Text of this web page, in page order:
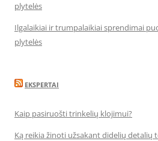
plytelės
Ilgalaikiai ir trumpalaikiai sprendimai
plytelės
EKSPERTAI
Kaip pasiruošti trinkelių klojimui?
Ką reikia žinoti užsakant didelių detalių